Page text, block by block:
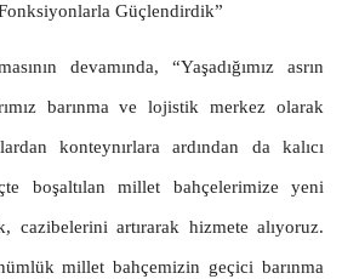
Güçlendirdik”
devamında, “Yaşadığımız asrın
barınma ve lojistik merkez olarak
konteynırlara ardından da kalıcı
boşaltılan millet bahçelerimize yeni
cazibelerini artırarak hizmete alıyoruz.
millet bahçemizin geçici barınma